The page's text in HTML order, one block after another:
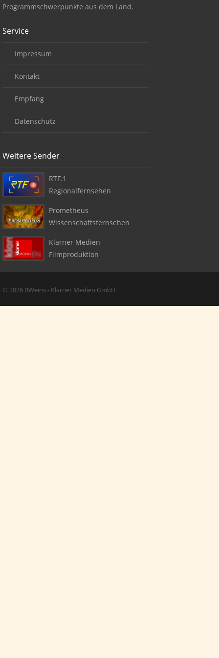
© 2026 BWeins - Klarner Medien GmbH
Programmschwerpunkte aus dem Land.
Service
Impressum
Kontakt
Empfang
Datenschutz
Weitere Sender
RTF.1
Regionalfernsehen
Prometheus
Wissenschaftsfernsehen
Klarner Medien
Filmproduktion